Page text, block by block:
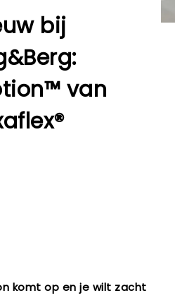
bij
van
komt op en je wilt zacht